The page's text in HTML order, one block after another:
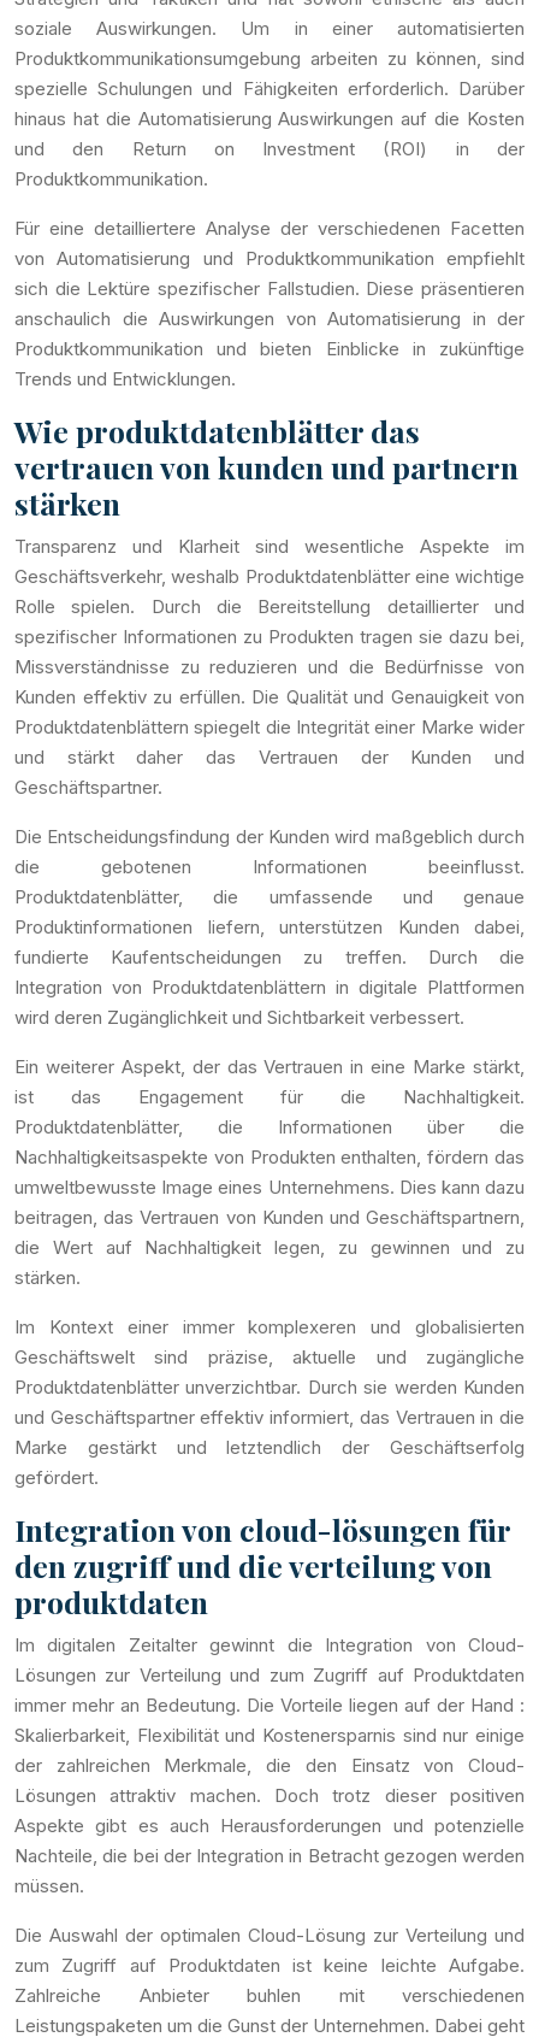
soziale Auswirkungen. Um in einer automatisierten
Produktkommunikationsumgebung arbeiten zu können, sind
spezielle Schulungen und Fähigkeiten erforderlich. Darüber
hinaus hat die Automatisierung Auswirkungen auf die Kosten
und den Return on Investment (ROI) in der
Produktkommunikation.
Für eine detailliertere Analyse der verschiedenen Facetten
von Automatisierung und Produktkommunikation empfiehlt
sich die Lektüre spezifischer Fallstudien. Diese präsentieren
anschaulich die Auswirkungen von Automatisierung in der
Produktkommunikation und bieten Einblicke in zukünftige
Trends und Entwicklungen.
Wie produktdatenblätter das
vertrauen von kunden und partnern
stärken
Transparenz und Klarheit sind wesentliche Aspekte im
Geschäftsverkehr, weshalb Produktdatenblätter eine wichtige
Rolle spielen. Durch die Bereitstellung detaillierter und
spezifischer Informationen zu Produkten tragen sie dazu bei,
Missverständnisse zu reduzieren und die Bedürfnisse von
Kunden effektiv zu erfüllen. Die Qualität und Genauigkeit von
Produktdatenblättern spiegelt die Integrität einer Marke wider
und stärkt daher das Vertrauen der Kunden und
Geschäftspartner.
Die Entscheidungsfindung der Kunden wird maßgeblich durch
die gebotenen Informationen beeinflusst.
Produktdatenblätter, die umfassende und genaue
Produktinformationen liefern, unterstützen Kunden dabei,
fundierte Kaufentscheidungen zu treffen. Durch die
Integration von Produktdatenblättern in digitale Plattformen
wird deren Zugänglichkeit und Sichtbarkeit verbessert.
Ein weiterer Aspekt, der das Vertrauen in eine Marke stärkt,
ist das Engagement für die Nachhaltigkeit.
Produktdatenblätter, die Informationen über die
Nachhaltigkeitsaspekte von Produkten enthalten, fördern das
umweltbewusste Image eines Unternehmens. Dies kann dazu
beitragen, das Vertrauen von Kunden und Geschäftspartnern,
die Wert auf Nachhaltigkeit legen, zu gewinnen und zu
stärken.
Im Kontext einer immer komplexeren und globalisierten
Geschäftswelt sind präzise, aktuelle und zugängliche
Produktdatenblätter unverzichtbar. Durch sie werden Kunden
und Geschäftspartner effektiv informiert, das Vertrauen in die
Marke gestärkt und letztendlich der Geschäftserfolg
gefördert.
Integration von cloud-lösungen für
den zugriff und die verteilung von
produktdaten
Im digitalen Zeitalter gewinnt die Integration von Cloud-
Lösungen zur Verteilung und zum Zugriff auf Produktdaten
immer mehr an Bedeutung. Die Vorteile liegen auf der Hand :
Skalierbarkeit, Flexibilität und Kostenersparnis sind nur einige
der zahlreichen Merkmale, die den Einsatz von Cloud-
Lösungen attraktiv machen. Doch trotz dieser positiven
Aspekte gibt es auch Herausforderungen und potenzielle
Nachteile, die bei der Integration in Betracht gezogen werden
müssen.
Die Auswahl der optimalen Cloud-Lösung zur Verteilung und
zum Zugriff auf Produktdaten ist keine leichte Aufgabe.
Zahlreiche Anbieter buhlen mit verschiedenen
Leistungspaketen um die Gunst der Unternehmen. Dabei geht